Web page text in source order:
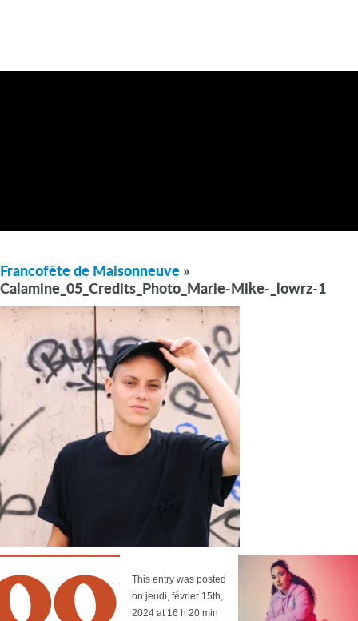
Francofête de Maisonneuve »
Calamine_05_Credits_Photo_Marie-Mike-_lowrz-1
This entry was posted
on jeudi, février 15th,
2024 at 16 h 20 min